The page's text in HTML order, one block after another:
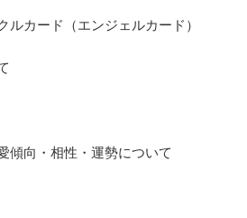
ルカード（エンジェルカード）
傾向・相性・運勢について